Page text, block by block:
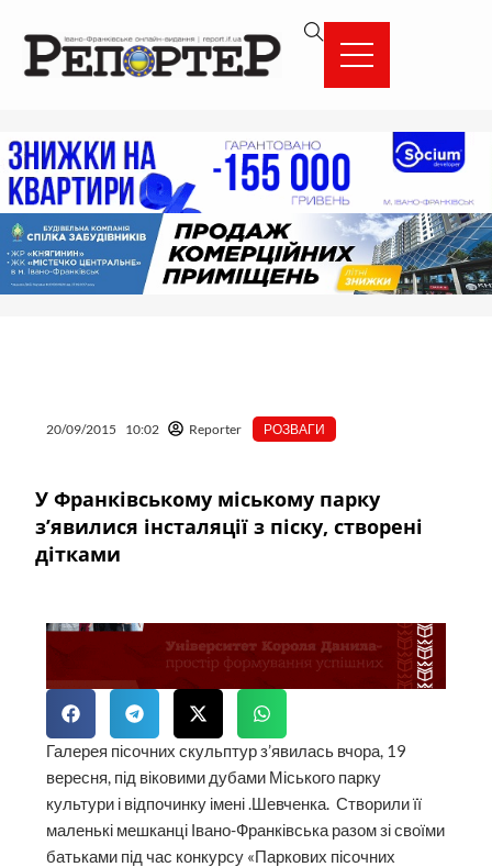
вмісту
20/09/2015 10:02 Reporter РОЗВАГИ
У Франківському міському парку
з’явилися інсталяції з піску, створені
дітками
Галерея пісочних скульптур з’явилась вчора, 19
вересня, під віковими дубами Міського парку
культури і відпочинку імені .Шевченка. Створили її
маленькі мешканці Івано-Франківська разом зі своїми
батьками під час конкурсу «Паркових пісочних